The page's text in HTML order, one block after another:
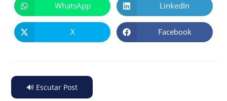
WhatsApp LinkedIn
X Facebook
🔊 Escutar Post